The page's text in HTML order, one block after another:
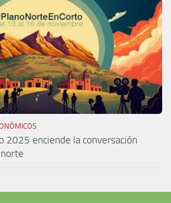
2025 enciende la conversación